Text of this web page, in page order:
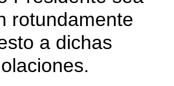
rotundamente
a dichas